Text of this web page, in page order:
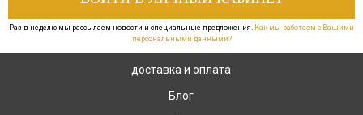
Раз в неделю мы рассылаем новости и специальные предложения. Как мы работаем с Вашими
персональными данными?
доставка и оплата
Блог